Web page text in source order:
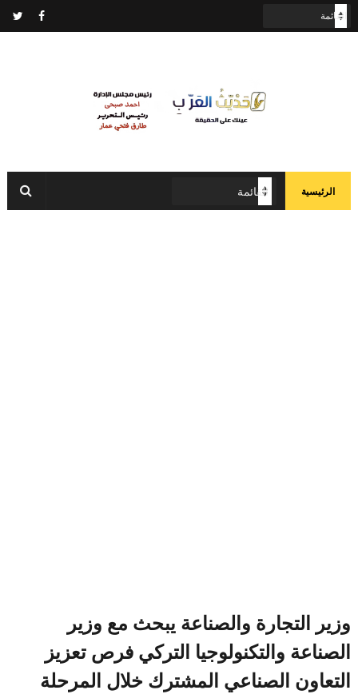
الرئيسية
وزير التجارة والصناعة يبحث مع وزير
الصناعة والتكنولوجيا التركي فرص تعزيز
التعاون الصناعي المشترك خلال المرحلة